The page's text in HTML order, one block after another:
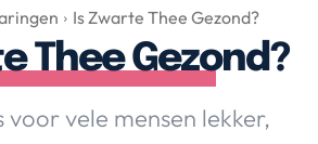
Over Valerie
De Top 5
Contact
Is Zwarte Thee Gezond?
Thee Gezond?
vele mensen lekker,